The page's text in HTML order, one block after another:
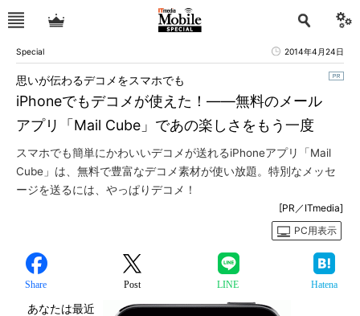
Special 2014年4月24日
iPhoneでもデコメが使えた！――無料のメール
アプリ「Mail Cube」であの楽しさをもう一度
思いが伝わるデコメをスマホでも
スマホでも簡単にかわいいデコメが送れるiPhoneアプリ「Mail
Cube」は、無料で豊富なデコメ素材が使い放題。特別なメッセ
ージを送るには、やっぱりデコメ！
[PR／ITmedia]
PC用表示
Share Post LINE Hatena
あなたは最近